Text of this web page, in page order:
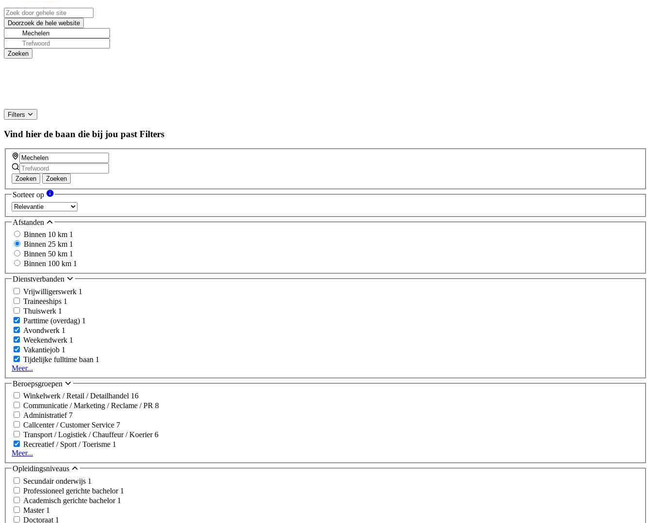
Filters
Vind hier de baan die bij jou past Filters
Zoeken Zoeken
Sorteer op
Afstanden
Binnen 10 km 1
Binnen 25 km 1
Binnen 50 km 1
Binnen 100 km 1
Dienstverbanden
Vrijwilligerswerk 1
Traineeships 1
Thuiswerk 1
Parttime (overdag) 1
Avondwerk 1
Weekendwerk 1
Vakantiejob 1
Tijdelijke fulltime baan 1
Meer...
Beroepsgroepen
Winkelwerk / Retail / Detailhandel 16
Communicatie / Marketing / Reclame / PR 8
Administratief 7
Callcenter / Customer Service 7
Transport / Logistiek / Chauffeur / Koerier6
Recreatief / Sport / Toerisme 1
Meer...
Opleidingsniveaus
Secundair onderwijs 1
Professioneel gerichte bachelor 1
Academisch gerichte bachelor 1
Master 1
Doctoraat 1